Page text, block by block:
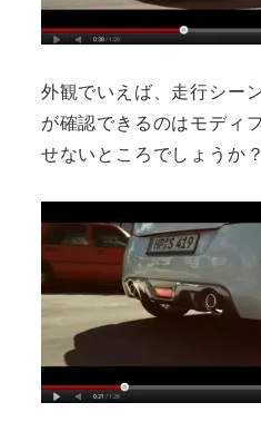
外観でいえば、走行シー
が確認できるのはモディ
せないところでしょうか？